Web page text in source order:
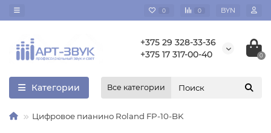
0 0 BYN
+375 29 328-33-36
+375 17 317-00-40
0
Категории Все категории
Цифровое пианино Roland FP-10-BK